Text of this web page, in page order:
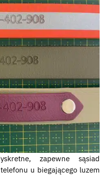
zapewne sąsiad
u biegającego luzem